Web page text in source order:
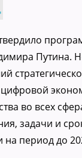
Путина.
во всех
задачи и
период до